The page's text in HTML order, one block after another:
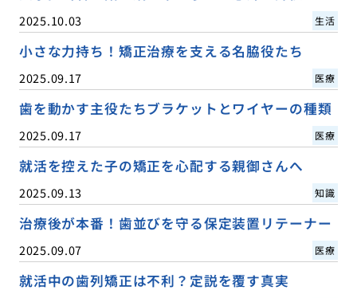
2025.10.03 生活
小さな力持ち！矯正治療を支える名脇役たち
2025.09.17 医療
歯を動かす主役たちブラケットとワイヤーの種類
2025.09.17 医療
就活を控えた子の矯正を心配する親御さんへ
2025.09.13 知識
治療後が本番！歯並びを守る保定装置リテーナー
2025.09.07 医療
就活中の歯列矯正は不利？定説を覆す真実